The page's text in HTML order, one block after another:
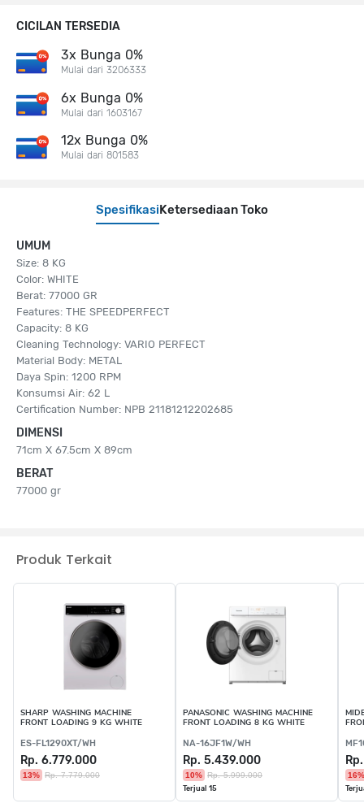
SpesifikasiKetersediaan Toko
UMUM
Size: 8 KG
Color: WHITE
Berat: 77000 GR
Features: THE SPEEDPERFECT
Capacity: 8 KG
Cleaning Technology: VARIO PERFECT
Material Body: METAL
Daya Spin: 1200 RPM
Konsumsi Air: 62 L
Certification Number: NPB 21181212202685
DIMENSI
71cm X 67.5cm X 89cm
BERAT
77000 gr
CICILAN TERSEDIA
3x Bunga 0%
Mulai dari 3206333
6x Bunga 0%
Mulai dari 1603167
12x Bunga 0%
Mulai dari 801583
Produk Terkait
SHARP WASHING MACHINE
FRONT LOADING 9 KG WHITE
ES-FL1290XT/WH
Rp. 6.779.000
13% Rp. 7.779.000
PANASONIC WASHING MACHINE
FRONT LOADING 8 KG WHITE
NA-16JF1W/WH
Rp. 5.439.000
10% Rp. 5.999.000
Terjual 15
16%